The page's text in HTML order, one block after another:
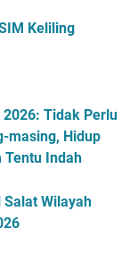
Keliling
2026: Tidak Perlu
masing, Hidup
Tentu Indah
Wilayah